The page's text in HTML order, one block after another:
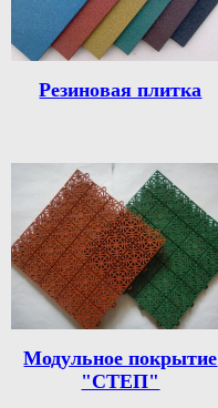
Резиновая плитка
Модульное покрытие
"СТЕП"